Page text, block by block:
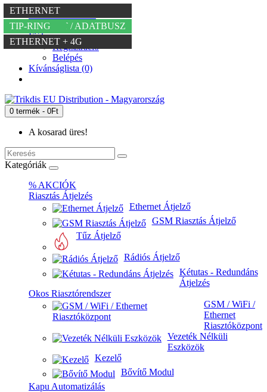
+36 20 234 6667
info@trikdis.hu
Fiókom
Regisztráció
Belépés
Kívánságlista (0)
0 termék - 0Ft
A kosarad üres!
Kategóriák
% AKCIÓK
Riasztás Átjelzés
Ethernet Átjelző
GSM Riasztás Átjelző
Tűz Átjelző
Rádiós Átjelző
Kétutas - Redundáns
Átjelzés
Okos Riasztórendszer
GSM / WiFi /
Ethernet
Riasztóközpont
Vezeték Nélküli
Eszközök
Kezelő
Bővítő Modul
Kapu Automatizálás
-72% KEDVEZMÉNY
MAGYAR NYELVŰ
SOROS PORT / ADATBUSZ
TIP-RING
ETHERNET + 4G
ETHERNET
SOROS PORT / ADATBUSZ
4G
SOROS PORT / ADATBUSZ
ETHERNET
TIP-RING